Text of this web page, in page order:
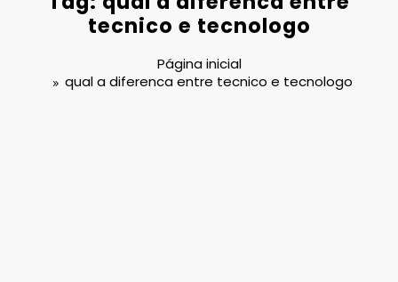
tecnico e tecnologo
Página inicial
qual a diferenca entre tecnico e tecnologo